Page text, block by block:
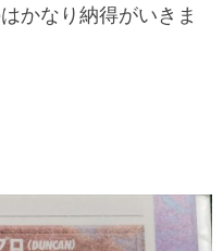
かなり納得がいきま